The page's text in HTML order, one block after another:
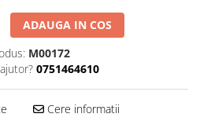
ADAUGA IN COS
M00172
0751464610
Cere informatii